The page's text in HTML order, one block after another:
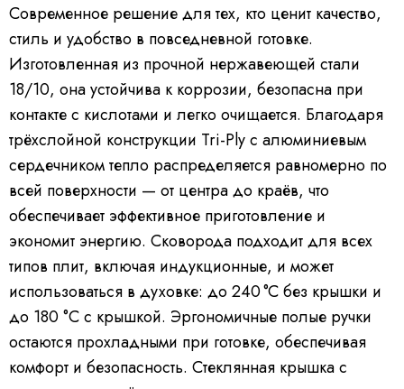
Современное решение для тех, кто ценит качество,
стиль и удобство в повседневной готовке.
Изготовленная из прочной нержавеющей стали
18/10, она устойчива к коррозии, безопасна при
контакте с кислотами и легко очищается. Благодаря
трёхслойной конструкции Tri-Ply с алюминиевым
сердечником тепло распределяется равномерно по
всей поверхности — от центра до краёв, что
обеспечивает эффективное приготовление и
экономит энергию. Сковорода подходит для всех
типов плит, включая индукционные, и может
использоваться в духовке: до 240 °C без крышки и
до 180 °C с крышкой. Эргономичные полые ручки
остаются прохладными при готовке, обеспечивая
комфорт и безопасность. Стеклянная крышка с